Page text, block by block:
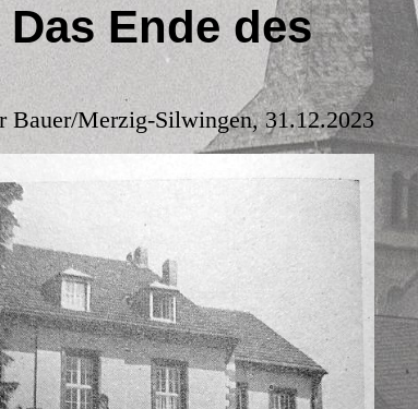
Ende des
Bauer/Merzig-Silwingen, 31.12.2023